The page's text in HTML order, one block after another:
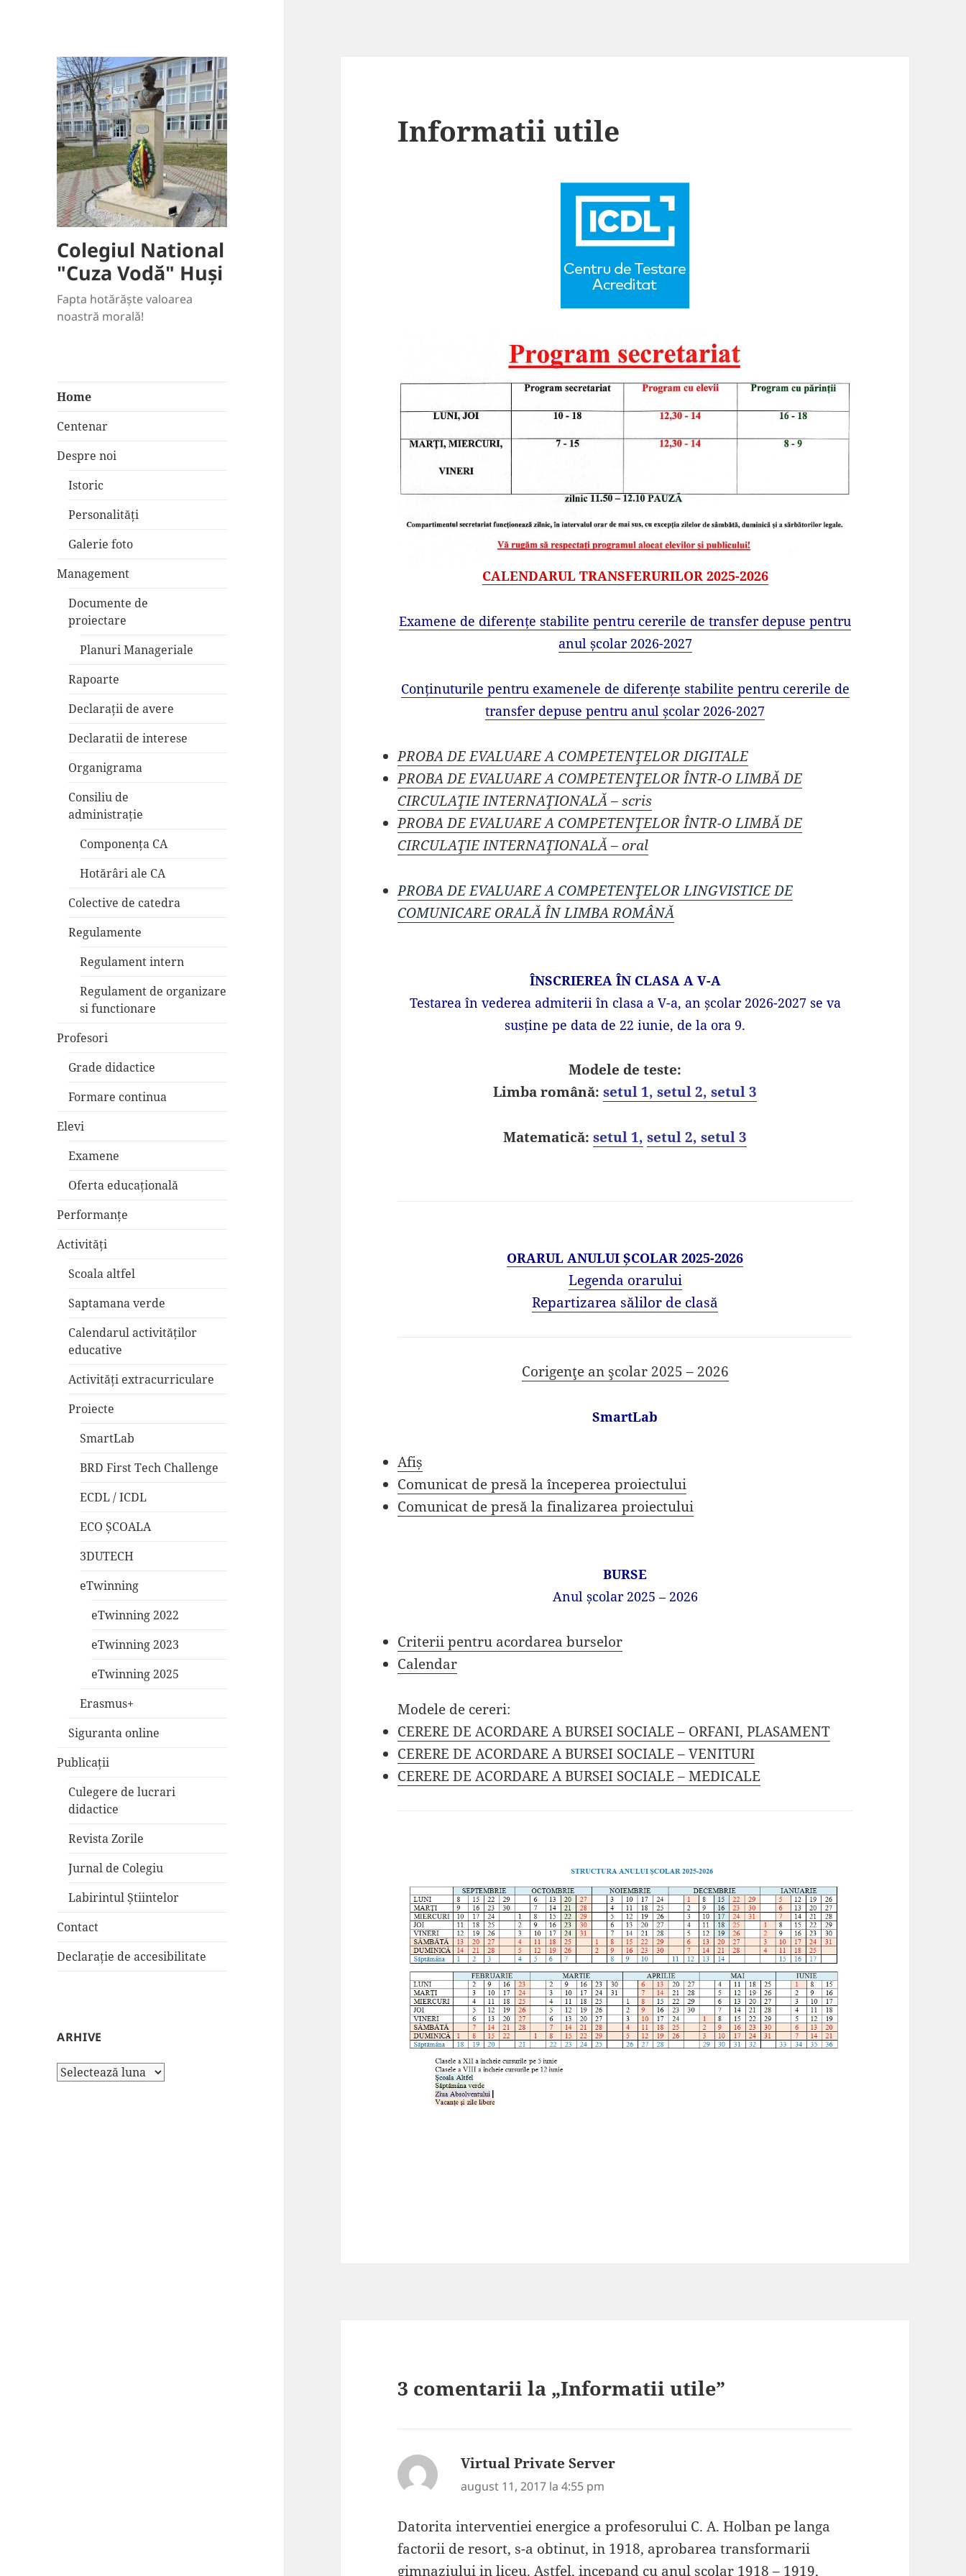
Colegiul National
"Cuza Vodă" Huși
Fapta hotărăște valoarea
noastră morală!
Home
Centenar
Despre noi
Istoric
Personalități
Galerie foto
Management
Documente de
proiectare
Planuri Manageriale
Rapoarte
Declarații de avere
Declaratii de interese
Organigrama
Consiliu de
administrație
Componența CA
Hotărâri ale CA
Colective de catedra
Regulamente
Regulament intern
Regulament de organizare
si functionare
Profesori
Grade didactice
Formare continua
Elevi
Examene
Oferta educațională
Performanțe
Activități
Scoala altfel
Saptamana verde
Calendarul activităților
educative
Activități extracurriculare
Proiecte
SmartLab
BRD First Tech Challenge
ECDL / ICDL
ECO ȘCOALA
3DUTECH
eTwinning
eTwinning 2022
eTwinning 2023
eTwinning 2025
Erasmus+
Siguranta online
Publicații
Culegere de lucrari
didactice
Revista Zorile
Jurnal de Colegiu
Labirintul Știintelor
Contact
Declarație de accesibilitate
ARHIVE
Arhive
Informatii utile
CALENDARUL TRANSFERURILOR 2025-2026
Examene de diferențe stabilite pentru cererile de transfer depuse pentru
anul școlar 2026-2027
Conținuturile pentru examenele de diferențe stabilite pentru cererile de
transfer depuse pentru anul școlar 2026-2027
PROBA DE EVALUARE A COMPETENŢELOR DIGITALE
PROBA DE EVALUARE A COMPETENŢELOR ÎNTR-O LIMBĂ DE
CIRCULAŢIE INTERNAŢIONALĂ – scris
PROBA DE EVALUARE A COMPETENŢELOR ÎNTR-O LIMBĂ DE
CIRCULAŢIE INTERNAŢIONALĂ – oral
PROBA DE EVALUARE A COMPETENŢELOR LINGVISTICE DE
COMUNICARE ORALĂ ÎN LIMBA ROMÂNĂ
ÎNSCRIEREA ÎN CLASA A V-A
Testarea în vederea admiterii în clasa a V-a, an școlar 2026-2027 se va
susține pe data de 22 iunie, de la ora 9.
Modele de teste:
Limba română:setul 1,setul 2,setul 3
Matematică:setul 1, setul 2,setul 3
ORARUL ANULUI ȘCOLAR 2025-2026
Legenda orarului
Repartizarea sălilor de clasă
Corigenţe an şcolar 2025 – 2026
SmartLab
Afiș
Comunicat de presă la începerea proiectului
Comunicat de presă la finalizarea proiectului
BURSE
Anul școlar 2025 – 2026
Criterii pentru acordarea burselor
Calendar
Modele de cereri:
CERERE DE ACORDARE A BURSEI SOCIALE – ORFANI, PLASAMENT
CERERE DE ACORDARE A BURSEI SOCIALE – VENITURI
CERERE DE ACORDARE A BURSEI SOCIALE – MEDICALE
3 comentarii la „Informatii utile”
Virtual Private Server
august 11, 2017 la 4:55 pm
Datorita interventiei energice a profesorului C. A. Holban pe langa
factorii de resort, s-a obtinut, in 1918, aprobarea transformarii
gimnaziului in liceu. Astfel, incepand cu anul scolar 1918 – 1919,